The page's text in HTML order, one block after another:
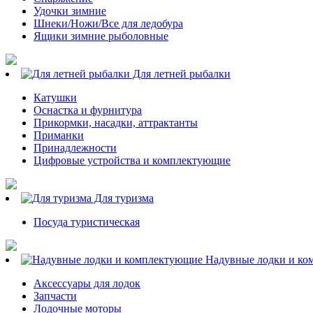
Удочки зимние
Шнеки/Ножи/Все для ледобура
Ящики зимние рыболовные
Для летней рыбалки
Катушки
Оснастка и фурнитура
Прикормки, насадки, аттрактанты
Приманки
Принадлежности
Цифровые устройства и комплектующие
Для туризма
Посуда туристическая
Надувные лодки и
Аксессуары для лодок
Запчасти
Лодочные моторы